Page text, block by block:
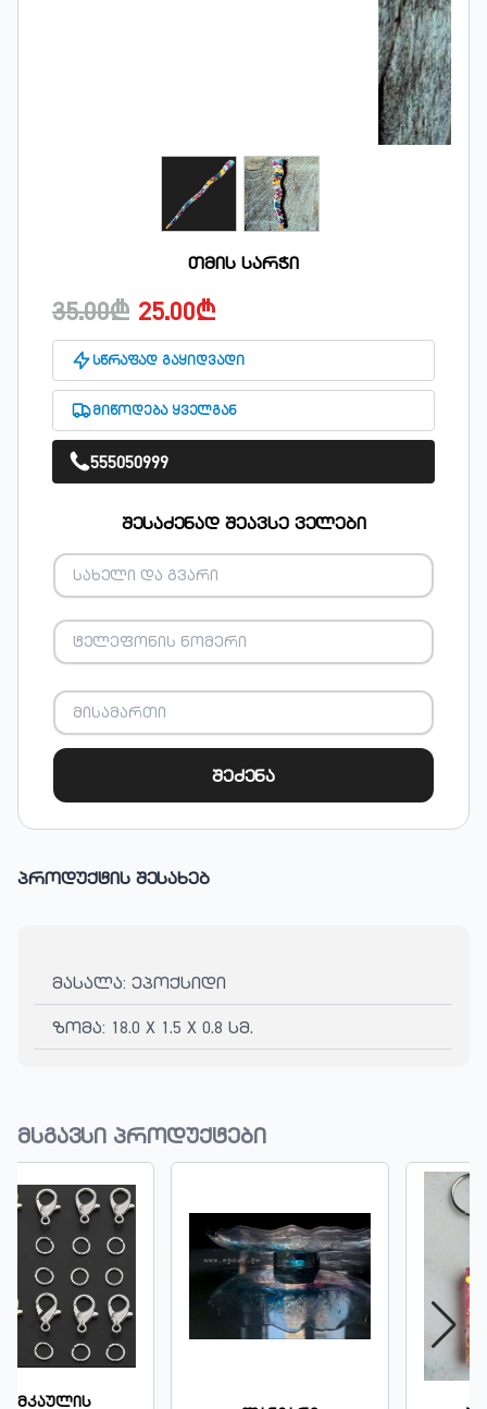
თმის სარჭი
35.00₾ 25.00₾
სწრაფად გაყიდვადი
მიწოდება ყველგან
555050999
შესაძენად შეავსე ველები
შეძენა
პროდუქტის შესახებ
მასალა: ეპოქსიდი
ზომა: 18.0 X 1.5 X 0.8 სმ.
მსგავსი პროდუქტები